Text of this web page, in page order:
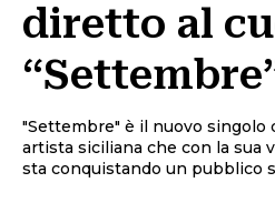
diretto al
"Settembre" è il nuovo singolo
artista siciliana che con la sua
sta conquistando un pubblico